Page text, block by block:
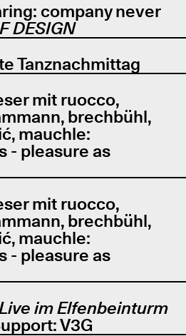
company never
DESIGN
Tanznachmittag
mit ruocco,
brechbühl,
mauchle:
- pleasure as
mit ruocco,
brechbühl,
mauchle:
- pleasure as
im Elfenbeinturm
V3G